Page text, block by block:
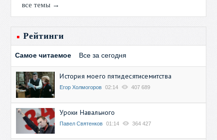
все темы →
Рейтинги
Самое читаемое Все за сегодня
История моего пятидесятисемитства
Егор Холмогоров 02:14 407 689
Уроки Навального
Павел Святенков 01:14 364 427